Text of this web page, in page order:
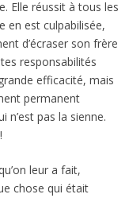
Elle réussit à tous les
en est culpabilisée,
d’écraser son frère
responsabilités
efficacité, mais
permanent
n’est pas la sienne.
leur a fait,
chose qui était